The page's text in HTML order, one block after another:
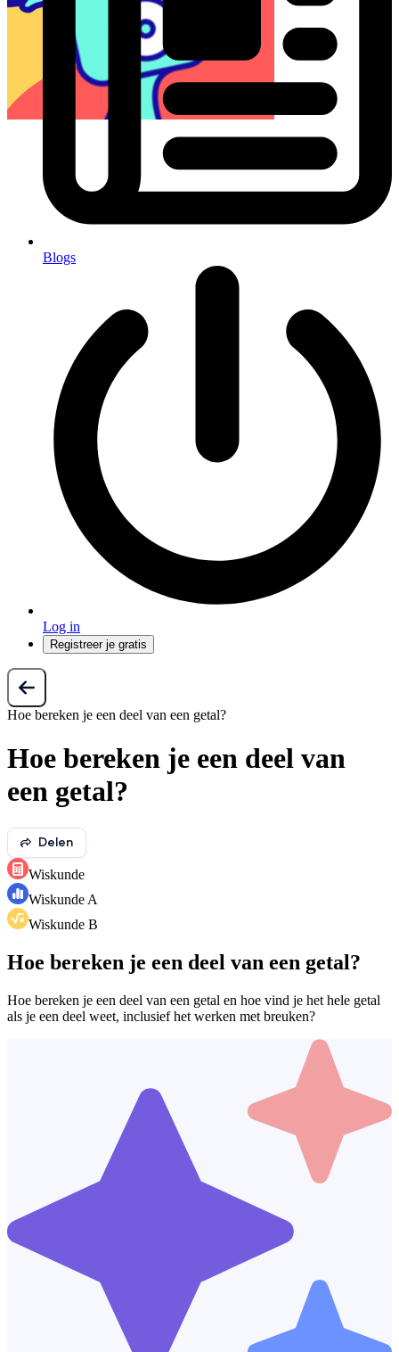
Blogs
Log in
Registreer je gratis
Hoe bereken je een deel van een getal?
Hoe bereken je een deel van
een getal?
Delen
Wiskunde
Wiskunde A
Wiskunde B
Hoe bereken je een deel van een getal?
Hoe bereken je een deel van een getal en hoe vind je het hele getal
als je een deel weet, inclusief het werken met breuken?